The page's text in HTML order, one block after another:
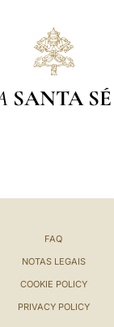
SANTA SÉ
FAQ
NOTAS LEGAIS
COOKIE POLICY
PRIVACY POLICY